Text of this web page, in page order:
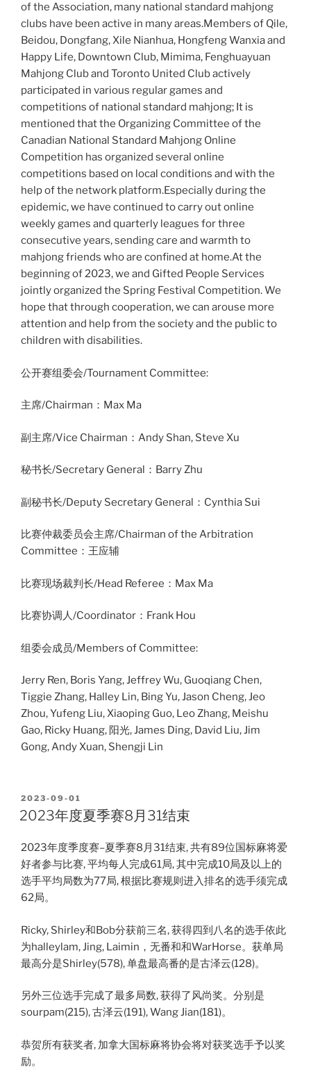
of the Association, many national standard mahjong
clubs have been active in many areas.Members of Qile,
Beidou, Dongfang, Xile Nianhua, Hongfeng Wanxia and
Happy Life, Downtown Club, Mimima, Fenghuayuan
Mahjong Club and Toronto United Club actively
participated in various regular games and
competitions of national standard mahjong; It is
mentioned that the Organizing Committee of the
Canadian National Standard Mahjong Online
Competition has organized several online
competitions based on local conditions and with the
help of the network platform.Especially during the
epidemic, we have continued to carry out online
weekly games and quarterly leagues for three
consecutive years, sending care and warmth to
mahjong friends who are confined at home.At the
beginning of 2023, we and Gifted People Services
jointly organized the Spring Festival Competition. We
hope that through cooperation, we can arouse more
attention and help from the society and the public to
children with disabilities.
公开赛组委会/Tournament Committee:
主席/Chairman：Max Ma
副主席/Vice Chairman：Andy Shan, Steve Xu
秘书长/Secretary General：Barry Zhu
副秘书长/Deputy Secretary General：Cynthia Sui
比赛仲裁委员会主席/Chairman of the Arbitration
Committee：王应辅
比赛现场裁判长/Head Referee：Max Ma
比赛协调人/Coordinator：Frank Hou
组委会成员/Members of Committee:
Jerry Ren, Boris Yang, Jeffrey Wu, Guoqiang Chen,
Tiggie Zhang, Halley Lin, Bing Yu, Jason Cheng, Jeo
Zhou, Yufeng Liu, Xiaoping Guo, Leo Zhang, Meishu
Gao, Ricky Huang, 阳光, James Ding, David Liu, Jim
Gong, Andy Xuan, Shengji Lin
POSTED
ON
2023-09-01
2023年度夏季赛8月31结束
2023年度季度赛–夏季赛8月31结束, 共有89位国标麻将爱
好者参与比赛, 平均每人完成61局, 其中完成10局及以上的
选手平均局数为77局, 根据比赛规则进入排名的选手须完成
62局。
Ricky, Shirley和Bob分获前三名, 获得四到八名的选手依此
为halleylam, Jing, Laimin，无番和和WarHorse。获单局
最高分是Shirley(578), 单盘最高番的是古泽云(128)。
另外三位选手完成了最多局数, 获得了风尚奖。分别是
sourpam(215), 古泽云(191), Wang Jian(181)。
恭贺所有获奖者, 加拿大国标麻将协会将对获奖选手予以奖
励。